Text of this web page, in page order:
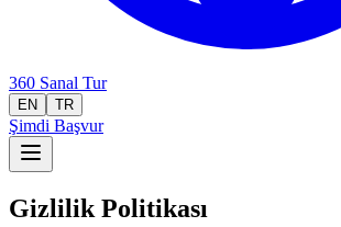
360 Sanal Tur
EN TR
Şimdi Başvur
Gizlilik Politikası